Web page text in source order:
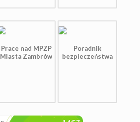
Prace nad MPZP
Miasta Zambrów
Poradnik
bezpieczeństwa